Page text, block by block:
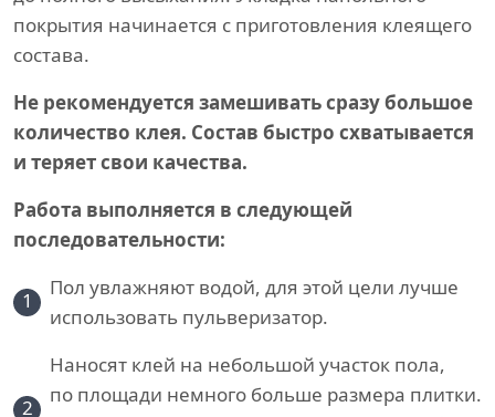
покрытия начинается с приготовления клеящего
состава.
Не рекомендуется замешивать сразу большое
количество клея. Состав быстро схватывается
и теряет свои качества.
Работа выполняется в следующей
последовательности:
1
Пол увлажняют водой, для этой цели лучше
использовать пульверизатор.
2
Наносят клей на небольшой участок пола,
по площади немного больше размера плитки.